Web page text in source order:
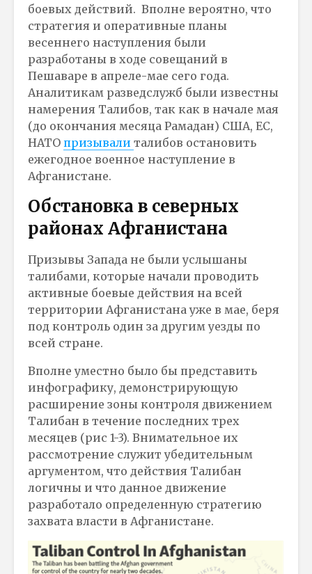
боевых действий. Вполне вероятно, что
стратегия и оперативные планы
весеннего наступления были
разработаны в ходе совещаний в
Пешаваре в апреле-мае сего года.
Аналитикам разведслужб были известны
намерения Талибов, так как в начале мая
(до окончания месяца Рамадан) США, ЕС,
НАТО призывали талибов остановить
ежегодное военное наступление в
Афганистане.
Обстановка в северных
районах Афганистана
Призывы Запада не были услышаны
талибами, которые начали проводить
активные боевые действия на всей
территории Афганистана уже в мае, беря
под контроль один за другим уезды по
всей стране.
Вполне уместно было бы представить
инфографику, демонстрирующую
расширение зоны контроля движением
Талибан в течение последних трех
месяцев (рис 1-3). Внимательное их
рассмотрение служит убедительным
аргументом, что действия Талибан
логичны и что данное движение
разработало определенную стратегию
захвата власти в Афганистане.